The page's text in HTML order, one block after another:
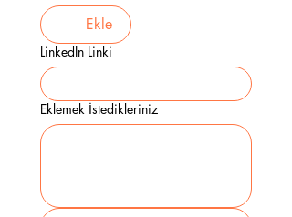
Ekle
LinkedIn Linki
Eklemek İstedikleriniz